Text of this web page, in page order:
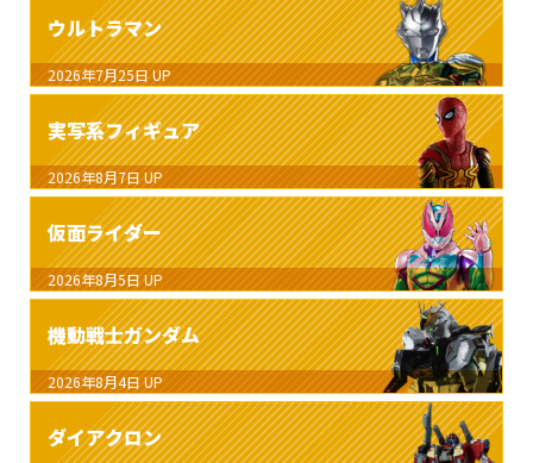
ウルトラマン
2026年7月25日 UP
実写系フィギュア
2026年8月7日 UP
仮面ライダー
2026年8月5日 UP
機動戦士ガンダム
2026年8月4日 UP
ダイアクロン